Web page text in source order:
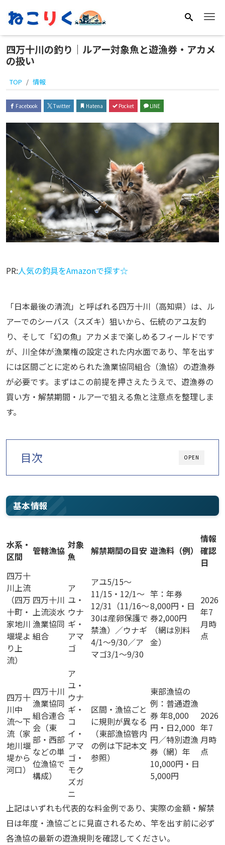
四万十川の釣り｜ルアー対象魚と遊漁券・アカメ
の扱い
TOP 情報
Facebook Twitter Hatena Pocket LINE
PR:人気の釣具をAmazonで探す☆
「日本最後の清流」と呼ばれる四万十川（高知県）は、ル
アーでのシーバス（スズキ）狙いから、伝統のアユ友釣
り、そして「幻の魚」アカメまで楽しめるフィールドです
が、川全体が漁業権の設定された内水面であり、竿を出す
には区間ごとに定められた漁業協同組合（漁協）の遊漁券
が必要です。まずはこの前提を押さえたうえで、遊漁券の
買い方・解禁期間・ルアーで狙える魚と注意点を整理しま
す。
OPEN
目次
基本情報
水系・
区間
管轄漁協 対象
魚
解禁期間の目安 遊漁料（例）
情報
確認
日
四万十
川上流
（四万
十町・
家地川
堰堤よ
り上
流）
四万十川
上流淡水
漁業協同
組合
ア
ユ・
ウナ
ギ・
アマ
ゴ
アユ5/15〜
11/15・12/1〜
12/31（11/16〜
30は産卵保護で
禁漁）／ウナギ
4/1〜9/30／ア
マゴ3/1〜9/30
竿：年券
8,000円・日
券2,000円
（網は別料
金）
2026
年7
月時
点
四万十
川中
流〜下
流（家
地川堰
堤から
河口）
四万十川
漁業協同
組合連合
会（東
部・西部
などの単
位漁協で
構成）
ア
ユ・
ウナ
ギ・
コ
イ・
アマ
ゴ・
モク
ズガ
ニ
区間・漁協ごと
に規則が異なる
（東部漁協管内
の例は下記本文
参照）
東部漁協の
例：普通遊漁
券 年8,000
円・日2,000
円／特別遊漁
券（網）年
10,000円・日
5,000円
2026
年7
月時
点
上記はいずれも代表的な料金例であり、実際の金額・解禁
日は年度・漁協ごとに見直されるため、竿を出す前に必ず
各漁協の最新の遊漁規則を確認してください。